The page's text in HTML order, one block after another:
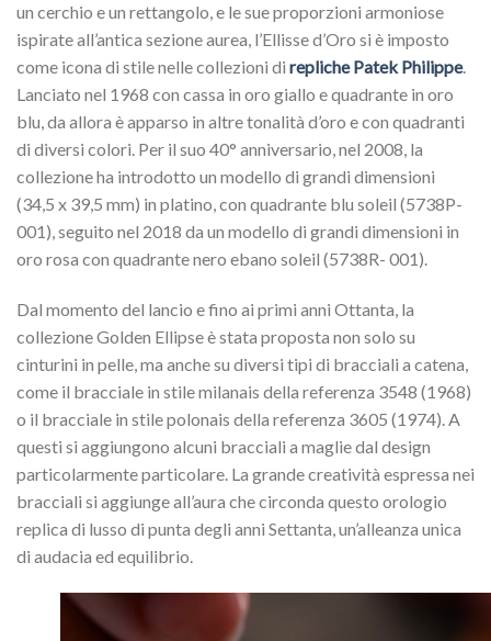
un cerchio e un rettangolo, e le sue proporzioni armoniose
ispirate all’antica sezione aurea, l’Ellisse d’Oro si è imposto
come icona di stile nelle collezioni di repliche Patek Philippe.
Lanciato nel 1968 con cassa in oro giallo e quadrante in oro
blu, da allora è apparso in altre tonalità d’oro e con quadranti
di diversi colori. Per il suo 40° anniversario, nel 2008, la
collezione ha introdotto un modello di grandi dimensioni
(34,5 x 39,5 mm) in platino, con quadrante blu soleil (5738P-
001), seguito nel 2018 da un modello di grandi dimensioni in
oro rosa con quadrante nero ebano soleil (5738R- 001).
Dal momento del lancio e fino ai primi anni Ottanta, la
collezione Golden Ellipse è stata proposta non solo su
cinturini in pelle, ma anche su diversi tipi di bracciali a catena,
come il bracciale in stile milanais della referenza 3548 (1968)
o il bracciale in stile polonais della referenza 3605 (1974). A
questi si aggiungono alcuni bracciali a maglie dal design
particolarmente particolare. La grande creatività espressa nei
bracciali si aggiunge all’aura che circonda questo orologio
replica di lusso di punta degli anni Settanta, un’alleanza unica
di audacia ed equilibrio.